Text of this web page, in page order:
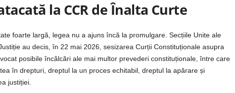
la CCR de Înalta Curte
foarte largă, legea nu a ajuns încă la promulgare. Secțiile Unite ale
au decis, în 22 mai 2026, sesizarea Curții Constituționale asupra
posibile încălcări ale mai multor prevederi constituționale, între care
în drepturi, dreptul la un proces echitabil, dreptul la apărare și
justiției.